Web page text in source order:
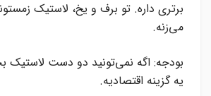
برتری داره. تو برف و یخ، لاستیک
می‌زنه.
بودجه: اگه نمی‌تونید دو دست لاستیک
یه گزینه اقتصادیه.